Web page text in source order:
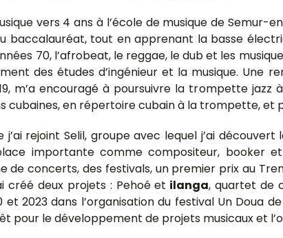
vers 4 ans à l’école de musique de Semur-
baccalauréat, tout en apprenant la basse
70, l’afrobeat, le reggae, le dub et les
des études d’ingénieur et la musique.
m’a encouragé à poursuivre la trompette jazz à
cubaines, en répertoire cubain à la trompette, et
j’ai rejoint Selil, groupe avec lequel j’ai
importante comme compositeur, booker
de concerts, des festivals, un premier prix au
créé deux projets : Pehoé et ilanga, quartet de
2023 dans l’organisation du festival Un Doua
pour le développement de projets musicaux et